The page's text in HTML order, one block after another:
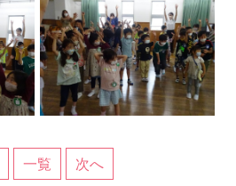
一覧 次へ